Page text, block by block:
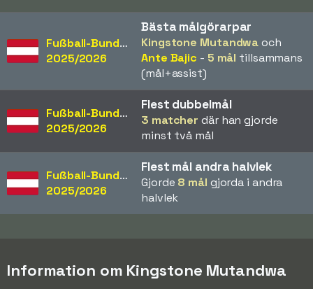
Fußball-Bundesliga
2025/2026
Bästa målgörarpar
Kingstone Mutandwaoch
Ante Bajic - 5 mål tillsammans
(mål+assist)
Fußball-Bundesliga
2025/2026
Flest dubbelmål
3 matcher där han gjorde
minst två mål
Fußball-Bundesliga
2025/2026
Flest mål andra halvlek
Gjorde 8 mål gjorda i andra
halvlek
Information om Kingstone Mutandwa